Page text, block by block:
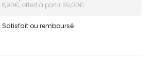
6,90€, offert à partir 59,00€
Satisfait ou remboursé